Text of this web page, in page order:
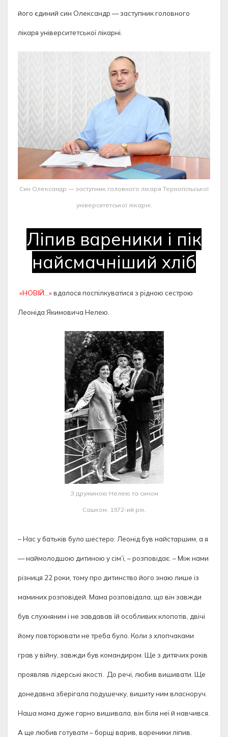
його єдиний син Олександр — заступник головного
лікаря університетської лікарні.
Cин Олександр — заступник головного лікаря Тернопільської
університетської лікарні.
Ліпив вареники і пік
найсмачніший хліб
«НОВІЙ…»вдалося поспілкуватися з рідною сестрою
Леоніда Якимовича Нелею.
З дружиною Нелею та сином
Сашком. 1972-ий рік.
– Нас у батьків було шестеро: Леонід був найстаршим, а я
— наймолодшою дитиною у сім’ї, – розповідає. – Між нами
різниця 22 роки, тому про дитинство його знаю лише із
маминих розповідей. Мама розповідала, що він завжди
був слухняним і не завдавав їй особливих клопотів, двічі
йому повторювати не треба було. Коли з хлопчаками
грав у війну, завжди був командиром. Ще з дитячих років
проявляв лідерські якості. До речі, любив вишивати. Ще
донедавна зберігала подушечку, вишиту ним власноруч.
Наша мама дуже гарно вишивала, він біля неї й навчився.
А ще любив готувати – борщі варив, вареники ліпив.